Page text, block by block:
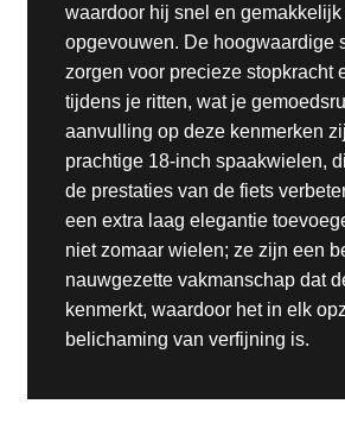
waardoor hij snel en
opgevouwen. De hoogwaardige
zorgen voor precieze stopkracht
tijdens je ritten, wat je
aanvulling op deze kenmerken
prachtige 18-inch spaakwielen,
de prestaties van de fiets
een extra laag elegantie
niet zomaar wielen; ze zijn een
nauwgezette vakmanschap dat
kenmerkt, waardoor het in elk
belichaming van verfijning is.